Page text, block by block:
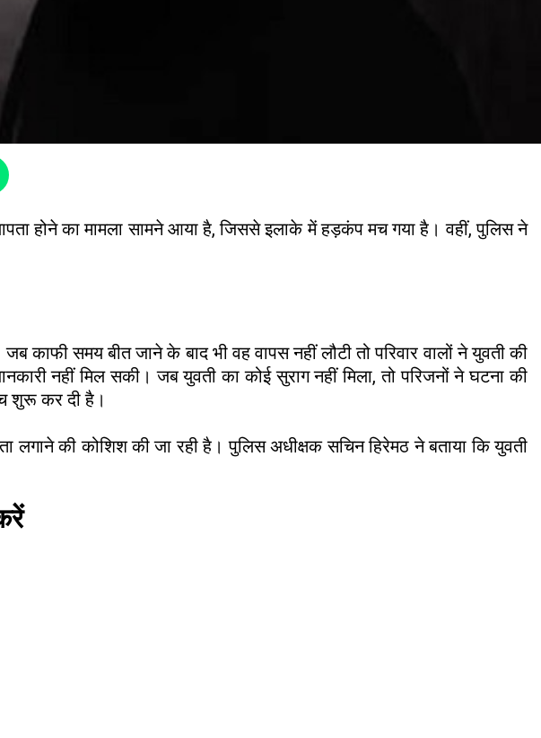
होने का मामला सामने आया है, जिससे इलाके में हड़कंप मच गया है। वहीं, पुलिस ने
काफी समय बीत जाने के बाद भी वह वापस नहीं लौटी तो परिवार वालों ने युवती की
नहीं मिल सकी। जब युवती का कोई सुराग नहीं मिला, तो परिजनों ने घटना की
शुरू कर दी है।
की कोशिश की जा रही है। पुलिस अधीक्षक सचिन हिरेमठ ने बताया कि युवती